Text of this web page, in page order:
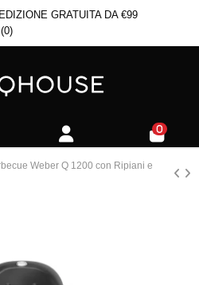
GRATUITA DA €99
0)
0
Weber Q 1200 con Ripiani e